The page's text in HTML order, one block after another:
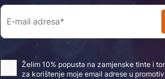
Želim 10% popusta na zamjenske tinte i
za korištenje moje email adrese u